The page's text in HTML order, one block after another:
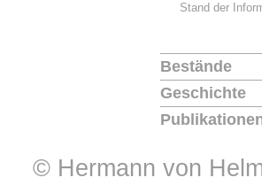
Stand der
Bestände
Geschichte
© Hermann von